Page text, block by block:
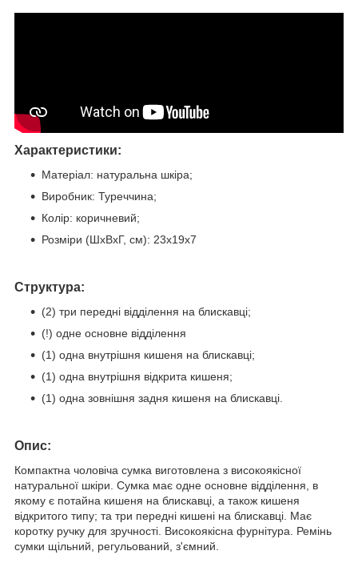
Характеристики:
Матеріал: натуральна шкіра;
Виробник: Туреччина;
Колір: коричневий;
Розміри (ШхВхГ, см): 23х19х7
Структура:
(2) три передні відділення на блискавці;
(!) одне основне відділення
(1) одна внутрішня кишеня на блискавці;
(1) одна внутрішня відкрита кишеня;
(1) одна зовнішня задня кишеня на блискавці.
Опис:
Компактна чоловіча сумка виготовлена з високоякісної
натуральної шкіри. Сумка має одне основне відділення, в
якому є потайна кишеня на блискавці, а також кишеня
відкритого типу; та три передні кишені на блискавці. Має
коротку ручку для зручності. Високоякісна фурнітура. Ремінь
сумки щільний, регульований, з'ємний.